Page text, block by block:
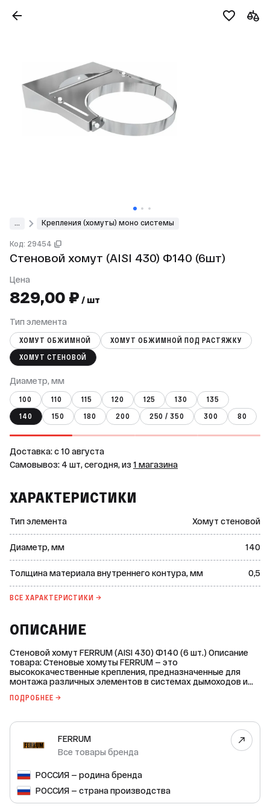
Крепления (хомуты) моно системы
Код: 29454
Стеновой хомут (AISI 430) Ф140 (6шт)
Цена
829,00 ₽ / шт
Тип элемента
ХОМУТ ОБЖИМНОЙ
ХОМУТ ОБЖИМНОЙ ПОД РАСТЯЖКУ
ХОМУТ СТЕНОВОЙ
Диаметр, мм
100 110 115 120 125 130
135
140
150 180 200 250 / 350 300 80
Доставка: c 10 августа
Самовывоз: 4 шт, сегодня, из 1 магазина
ХАРАКТЕРИСТИКИ
Тип элемента Хомут стеновой
Диаметр, мм 140
Толщина материала внутреннего контура, мм 0,5
ВСЕ ХАРАКТЕРИСТИКИ →
ОПИСАНИЕ
Стеновой хомут FERRUM (AISI 430) Ф140 (6 шт.) Описание
товара: Стеновые хомуты FERRUM — это
высококачественные крепления, предназначенные для
монтажа различных элементов в системах дымоходов и
стали марки AISI 430, что обеспечивает им высокую
Марка: FERRUM. * Страна-производитель: не указана. * Вид
номенклатуры: крепления (хомуты) моносистемы. *
Материал: нержавеющая сталь. * Монтаж: стеновой. *
Серия дымоходной системы: универсальная. * Тип
элемента: универсальный. Хомуты подходят для
использования с различными типами дымоходных систем
и могут быть установлены на любые поверхности. Они
обеспечивают надёжное крепление элементов и
предотвращают их смещение или деформацию. В
ПОДРОБНЕЕ →
FERRUM
Все товары бренда
РОССИЯ — родина бренда
РОССИЯ — страна производства